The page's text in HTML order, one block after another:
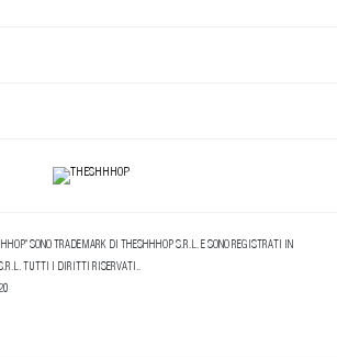
SONO TRADEMARK DI THESHHHOP S.R.L. E SONO REGISTRATI IN
TUTTI I DIRITTI RISERVATI..